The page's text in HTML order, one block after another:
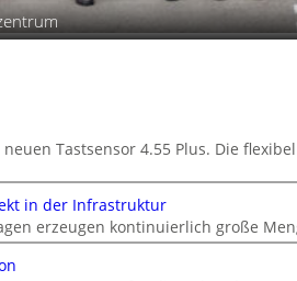
Tastsensor 4.55 Plus. Die
in der Infrastruktur
erzeugen kontinuierlich große